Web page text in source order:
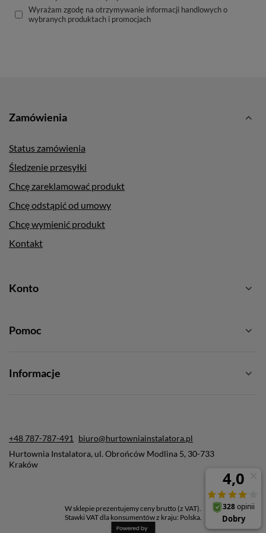
Wyrażam zgodę na otrzymywanie informacji handlowych o
wybranych produktach i promocjach
Zamówienia
Status zamówienia
Śledzenie przesyłki
Chcę zareklamować produkt
Chcę odstąpić od umowy
Chcę wymienić produkt
Kontakt
Konto
Pomoc
Informacje
+48 787-787-491
biuro@hurtowniainstalatora.pl
Hurtownia Instalatora, ul. Obrońców Modlina 5, 30-733
Kraków
W sklepie prezentujemy ceny brutto (z VAT).
Stawki VAT dla konsumentów z kraju: Polska.